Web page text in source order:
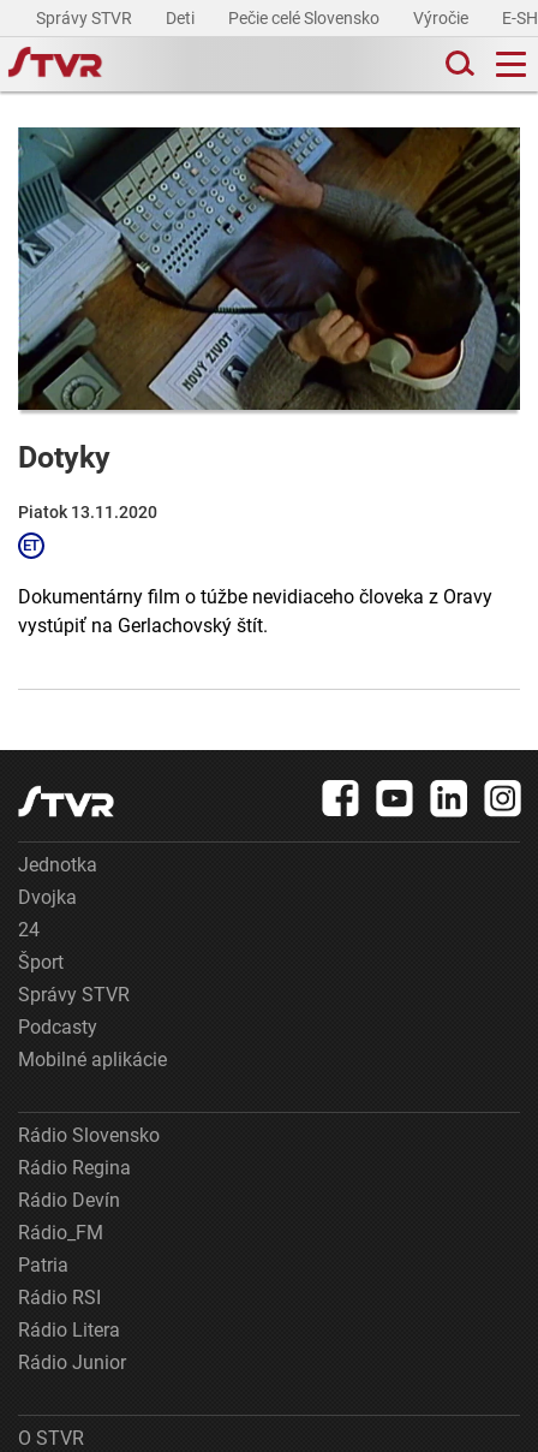
Správy STVR Deti Pečie celé Slovensko Výročie E-
Dotyky
Piatok 13.11.2020
Dokumentárny film o túžbe nevidiaceho človeka z Oravy
vystúpiť na Gerlachovský štít.
Jednotka
Dvojka
24
Šport
Správy STVR
Podcasty
Mobilné aplikácie
Rádio Slovensko
Rádio Regina
Rádio Devín
Rádio_FM
Patria
Rádio RSI
Rádio Litera
Rádio Junior
O STVR